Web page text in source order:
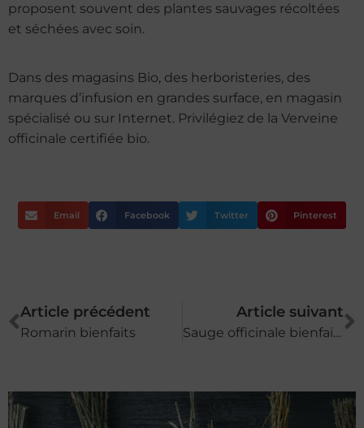
proposent souvent des plantes sauvages récoltées
et séchées avec soin.
Dans des magasins Bio, des herboristeries, des
marques d’infusion en grandes surface, en magasin
spécialisé ou sur Internet. Privilégiez de la Verveine
officinale certifiée bio.
Email Facebook Twitter Pinterest
Article précédent
Romarin bienfaits
Article suivant
Sauge officinale bienfaits